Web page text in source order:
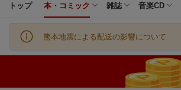
トップ 本・コミック 雑誌 音楽CD
熊本地震による配送の影響について